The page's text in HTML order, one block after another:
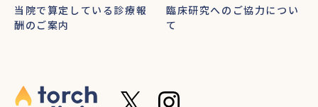
当院で算定している診療報
酬のご案内
臨床研究へのご協力につい
て